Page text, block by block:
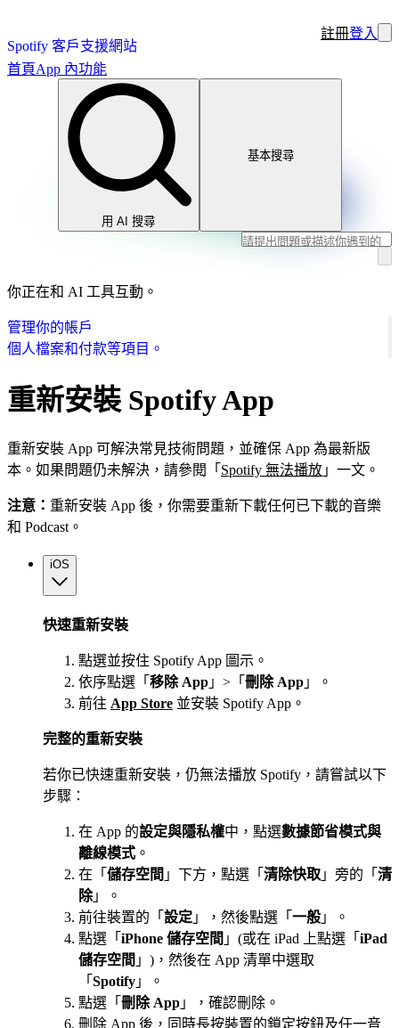
Spotify 客戶支援網站
註冊登入
首頁App 內功能
用 AI 搜尋
基本搜尋
你正在和 AI 工具互動。
管理你的帳戶
個人檔案和付款等項目。
重新安裝 Spotify App
重新安裝 App 可解決常見技術問題，並確保 App 為最新版
本。如果問題仍未解決，請參閱「 Spotify 無法播放 」一文。
注意： 重新安裝 App 後，你需要重新下載任何已下載的音樂
和 Podcast。
iOS
快速重新安裝
點選並按住 Spotify App 圖示。
依序點選「 移除 App 」>「 刪除 App 」。
前往 App Store 並安裝 Spotify App。
完整的重新安裝
若你已快速重新安裝，仍無法播放 Spotify，請嘗試以下
步驟：
在 App 的設定與隱私權中，點選數據節省模式與
離線模式 。
在「 儲存空間 」下方，點選「 清除快取 」旁的「 清
除」。
前往裝置的「 設定 」，然後點選「 一般 」。
點選「 iPhone 儲存空間 」(或在 iPad 上點選「 iPad
儲存空間 」)，然後在 App 清單中選取
「 Spotify 」。
點選「 刪除 App 」，確認刪除。
刪除 App 後，同時長按裝置的鎖定按鈕及任一音